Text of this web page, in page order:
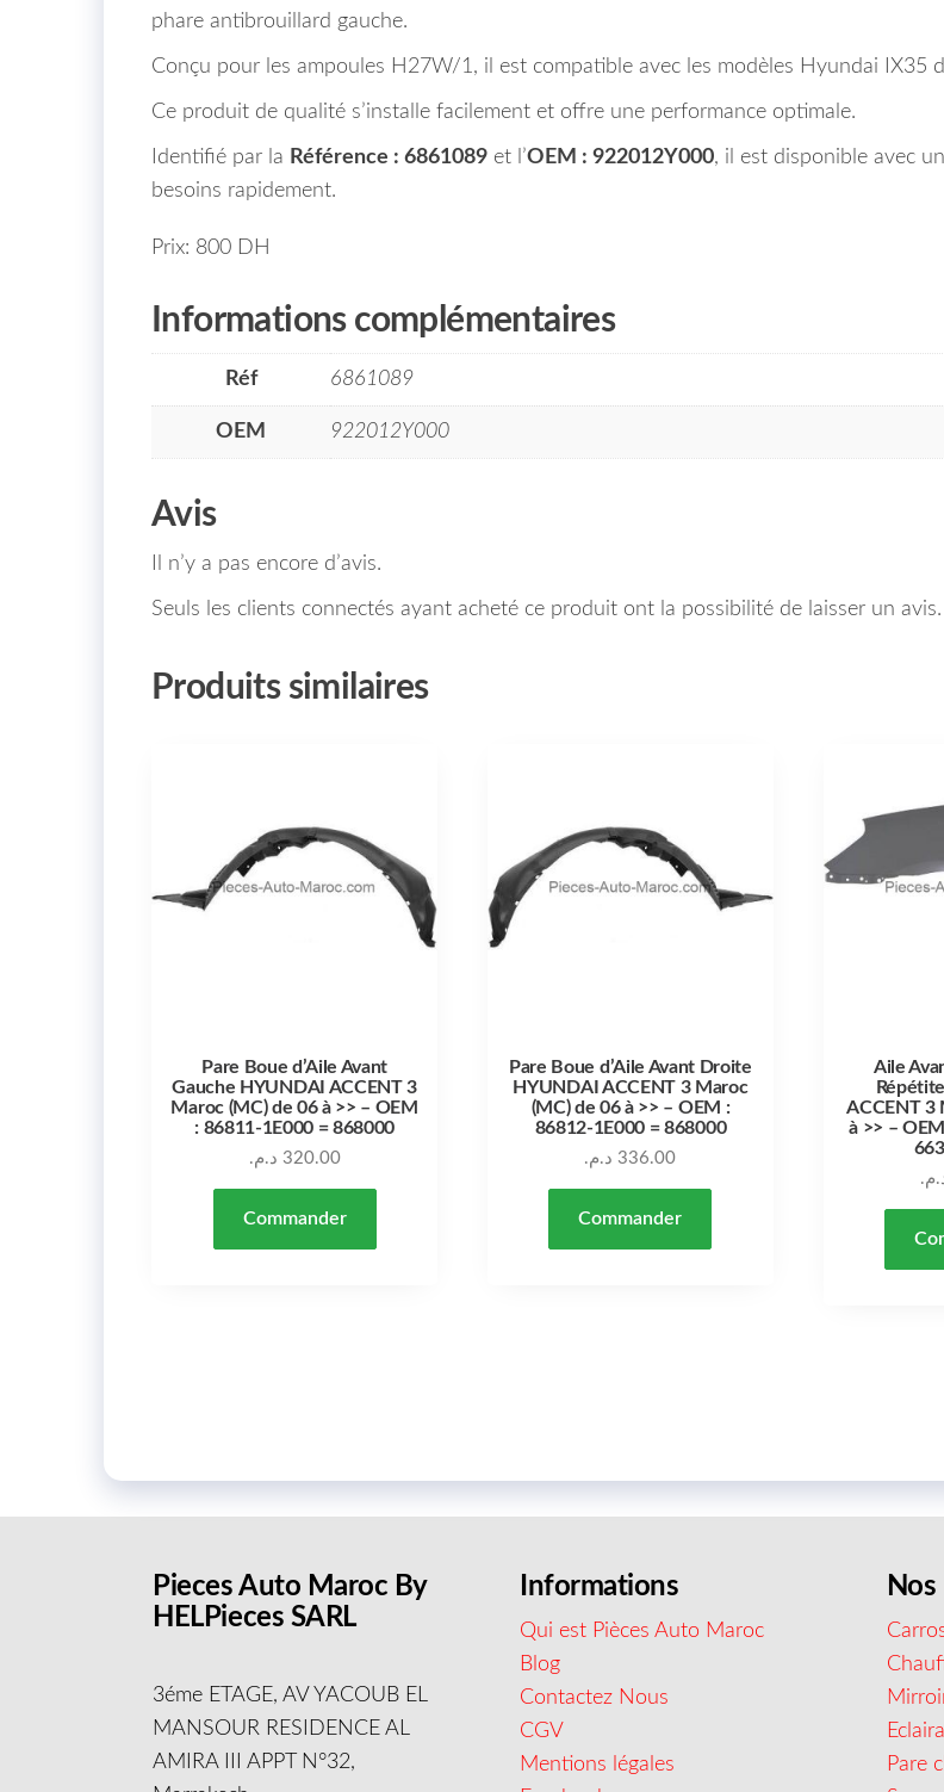
phare antibrouillard gauche.
Conçu pour les ampoules H27W/1, il est compatible avec les modèles Hyundai IX35
Ce produit de qualité s’installe facilement et offre une performance optimale.
Identifié par la Référence : 6861089 et l’OEM : 922012Y000, il est disponible avec
besoins rapidement.
Prix: 800 DH
Informations complémentaires
Réf 6861089
OEM 922012Y000
Avis
Il n’y a pas encore d’avis.
Seuls les clients connectés ayant acheté ce produit ont la possibilité de laisser un avis.
Produits similaires
Pare Boue d’Aile Avant
Gauche HYUNDAI ACCENT 3
Maroc (MC) de 06 à >> – OEM
: 86811-1E000 = 868000
320.00 د.م.
Commander
Pare Boue d’Aile Avant Droite
HYUNDAI ACCENT 3 Maroc
(MC) de 06 à >> – OEM :
86812-1E000 = 868000
336.00 د.م.
Commander
Aile
ACCENT 3
à >> –
Pieces Auto Maroc By
HELPieces SARL
3éme ETAGE, AV YACOUB EL
MANSOUR RESIDENCE AL
AMIRA III APPT N°32,
Informations
Qui est Pièces Auto Maroc
Blog
Contactez Nous
CGV
Mentions légales
Pare